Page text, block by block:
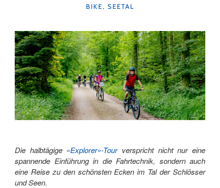
KATEGORIEN
BIKE, SEETAL
Die halbtägige «Explorer»-Tourverspricht nicht nur eine
spannende Einführung in die Fahrtechnik, sondern auch
eine Reise zu den schönsten Ecken im Tal der Schlösser
und Seen.